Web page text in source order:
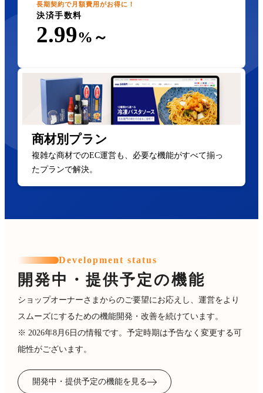
長期契約で月額費用がお得に！
決済手数料
2.99%～
商材別プラン
複雑な商材でのEC運営も、必要な機能がすべて揃っ
たプランで解決。
Development status
開発中・提供予定の機能
ショップオーナーさまからのご要望にお応えし、運営をより
スムーズにするための機能開発・改善を続けています。
※ 2026年8月6日の情報です。予定時期は予告なく変更する可
能性がございます。
開発中・提供予定の機能を見る